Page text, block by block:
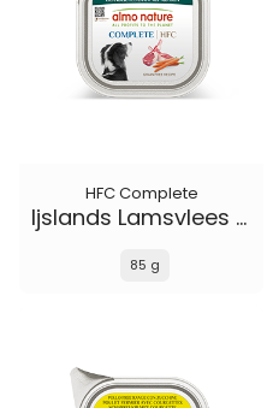
HFC Complete
Ijslands Lamsvlees met Wortelen
85 g